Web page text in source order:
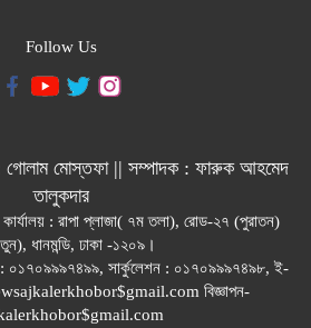
Follow Us
গোলাম মোস্তফা || সম্পাদক : ফারুক আহমেদ
তালুকদার
কার্যালয় : রাপা প্লাজা( ৭ম তলা), রোড-২৭ (পুরাতন)
ধানমন্ডি, ঢাকা -১২০৯।
০১৭০৯৯৯৭৪৯৯, সার্কুলেশন : ০১৭০৯৯৯৭৪৯৮, ই-
বিজ্ঞাপন-